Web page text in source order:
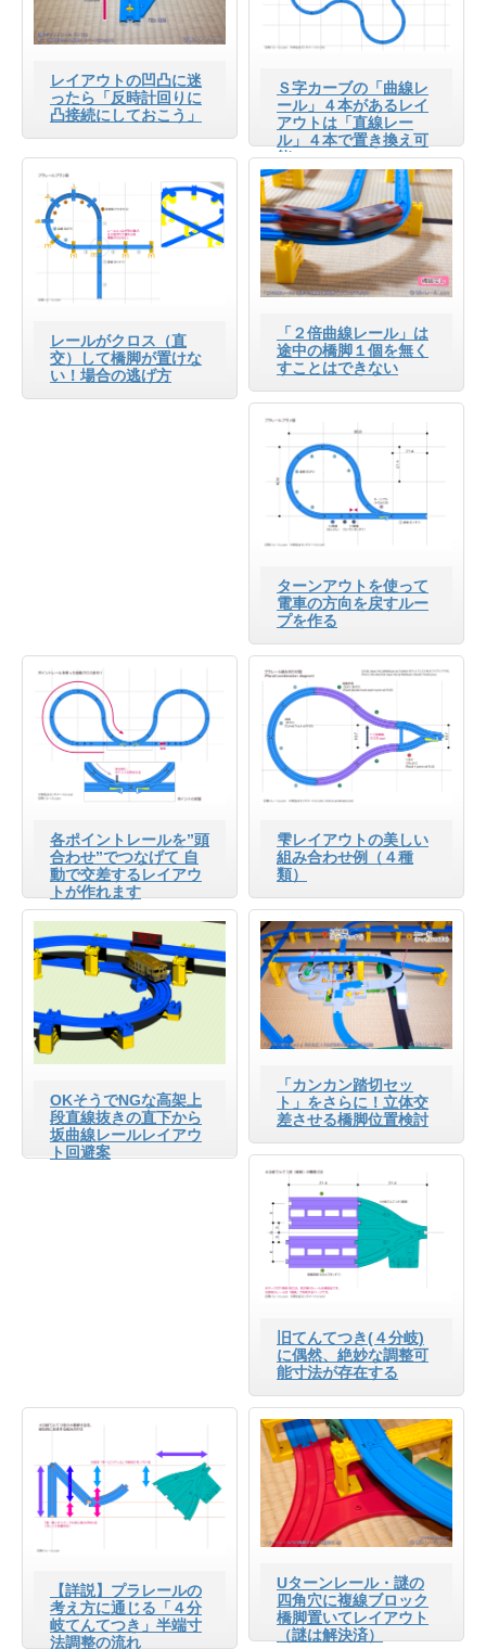
レイアウトの凹凸に迷
ったら「反時計回りに
凸接続にしておこう」
Ｓ字カーブの「曲線レ
ール」４本があるレイ
アウトは「直線レー
ル」４本で置き換え可
能
レールがクロス（直
交）して橋脚が置けな
い！場合の逃げ方
「２倍曲線レール」は
途中の橋脚１個を無く
すことはできない
ターンアウトを使って
電車の方向を戻すルー
プを作る
各ポイントレールを”頭
合わせ”でつなげて 自
動で交差するレイアウ
トが作れます
雫レイアウトの美しい
組み合わせ例（４種
類）
OKそうでNGな高架上
段直線抜きの直下から
坂曲線レールレイアウ
ト回避案
「カンカン踏切セッ
ト」をさらに！立体交
差させる橋脚位置検討
旧てんてつき(４分岐)
に偶然、絶妙な調整可
能寸法が存在する
【詳説】プラレールの
考え方に通じる「４分
岐てんてつき」半端寸
法調整の流れ
Uターンレール・謎の
四角穴に複線ブロック
橋脚置いてレイアウト
（謎は解決済）